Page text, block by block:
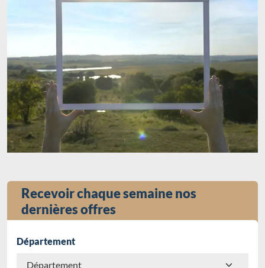
Recevoir chaque semaine nos
dernières offres
Département